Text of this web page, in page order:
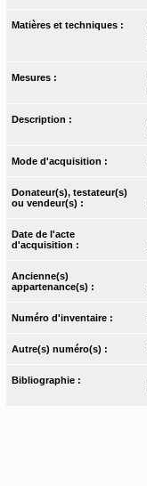
Matières et techniques :
Mesures :
Description :
Mode d'acquisition :
Donateur(s), testateur(s)
ou vendeur(s) :
Date de l'acte
d'acquisition :
Ancienne(s)
appartenance(s) :
Numéro d'inventaire :
Autre(s) numéro(s) :
Bibliographie :